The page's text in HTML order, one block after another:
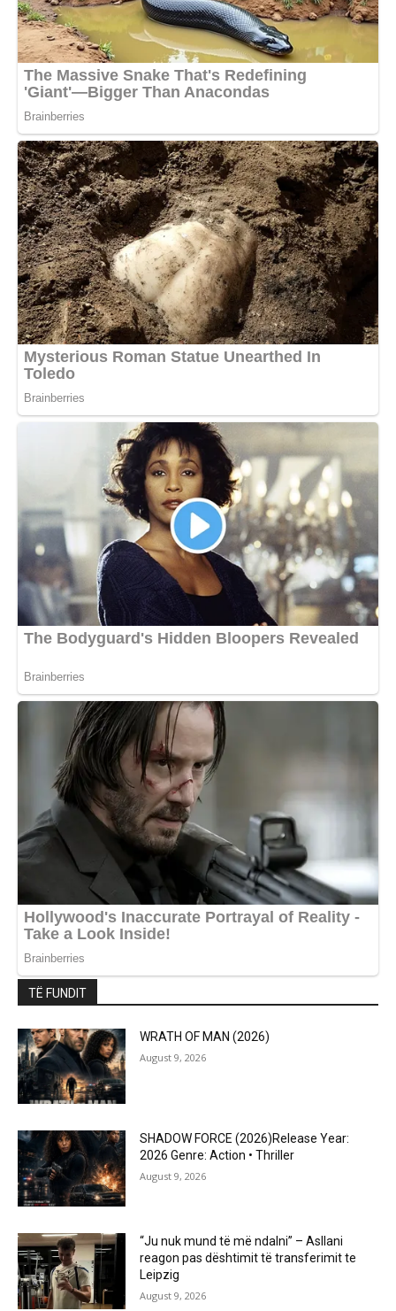
TË FUNDIT
WRATH OF MAN (2026)
August 9, 2026
SHADOW FORCE (2026)Release Year:
2026 Genre: Action • Thriller
August 9, 2026
“Ju nuk mund të më ndalni” – Asllani
reagon pas dështimit të transferimit te
Leipzig
August 9, 2026